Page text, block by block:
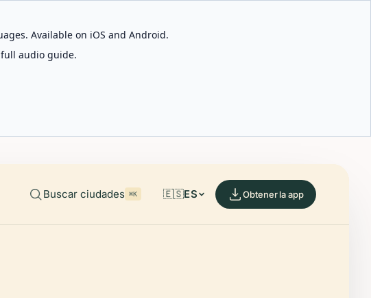
Available on iOS and Android.
audio guide.
Buscar ciudades ⌘K 🇪🇸ES Obtener la app